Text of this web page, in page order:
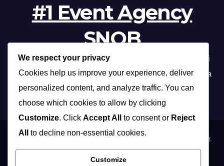
#1 Event Agency
SNOB
Profesionalna organizacija događanja /// Beograd, Novi
Sad, Niš, Kopaonik, Zlatibor, Vrnjačka banja, Sokobanja
Themeansar.
Organizacija poslovnih događaja
We respect your privacy
Cookies help us improve your experience, deliver
personalized content, and analyze traffic. You can
choose which cookies to allow by clicking
Customize. Click Accept All to consent or Reject
All
to decline non-essential cookies.
Customize